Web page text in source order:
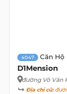
4047 Căn Hộ
D1Mension
đường Võ Văn
Địa chỉ cũ: